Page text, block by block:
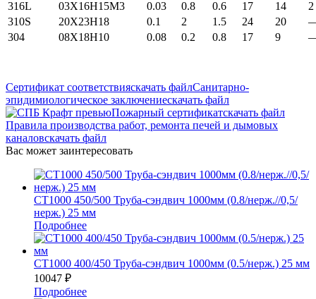
316L 03X16H15M3 0.03 0.8 0.6 17 14
2
310S
20Х23Н18 0.1 2 1.5 24 20
304
08Х18Н10 0.08 0.2 0.8 17 9
Сертификат соответствияскачать файлСанитарно-
эпидимиологическое заключениескачать файл
Пожарный сертификатскачать файл
Правила производства работ, ремонта печей и дымовых
каналовскачать файл
Вас может заинтересовать
СТ1000 450/500 Труба-сэндвич 1000мм (0.8/нерж.//0,5/
нерж.) 25 мм
Подробнее
СТ1000 400/450 Труба-сэндвич 1000мм (0.5/нерж.) 25 мм
10047 ₽
Подробнее